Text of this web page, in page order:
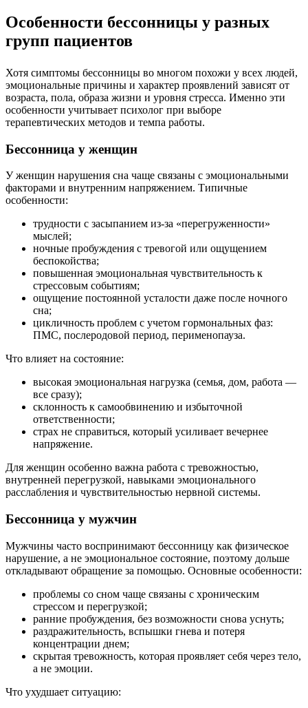
Особенности бессонницы у разных
групп пациентов
Хотя симптомы бессонницы во многом похожи у всех людей,
эмоциональные причины и характер проявлений зависят от
возраста, пола, образа жизни и уровня стресса. Именно эти
особенности учитывает психолог при выборе
терапевтических методов и темпа работы.
Бессонница у женщин
У женщин нарушения сна чаще связаны с эмоциональными
факторами и внутренним напряжением. Типичные
особенности:
трудности с засыпанием из-за «перегруженности»
мыслей;
ночные пробуждения с тревогой или ощущением
беспокойства;
повышенная эмоциональная чувствительность к
стрессовым событиям;
ощущение постоянной усталости даже после ночного
сна;
цикличность проблем с учетом гормональных фаз:
ПМС, послеродовой период, перименопауза.
Что влияет на состояние:
высокая эмоциональная нагрузка (семья, дом, работа —
все сразу);
склонность к самообвинению и избыточной
ответственности;
страх не справиться, который усиливает вечернее
напряжение.
Для женщин особенно важна работа с тревожностью,
внутренней перегрузкой, навыками эмоционального
расслабления и чувствительностью нервной системы.
Бессонница у мужчин
Мужчины часто воспринимают бессонницу как физическое
нарушение, а не эмоциональное состояние, поэтому дольше
откладывают обращение за помощью. Основные особенности:
проблемы со сном чаще связаны с хроническим
стрессом и перегрузкой;
ранние пробуждения, без возможности снова уснуть;
раздражительность, вспышки гнева и потеря
концентрации днем;
скрытая тревожность, которая проявляет себя через тело,
а не эмоции.
Что ухудшает ситуацию: